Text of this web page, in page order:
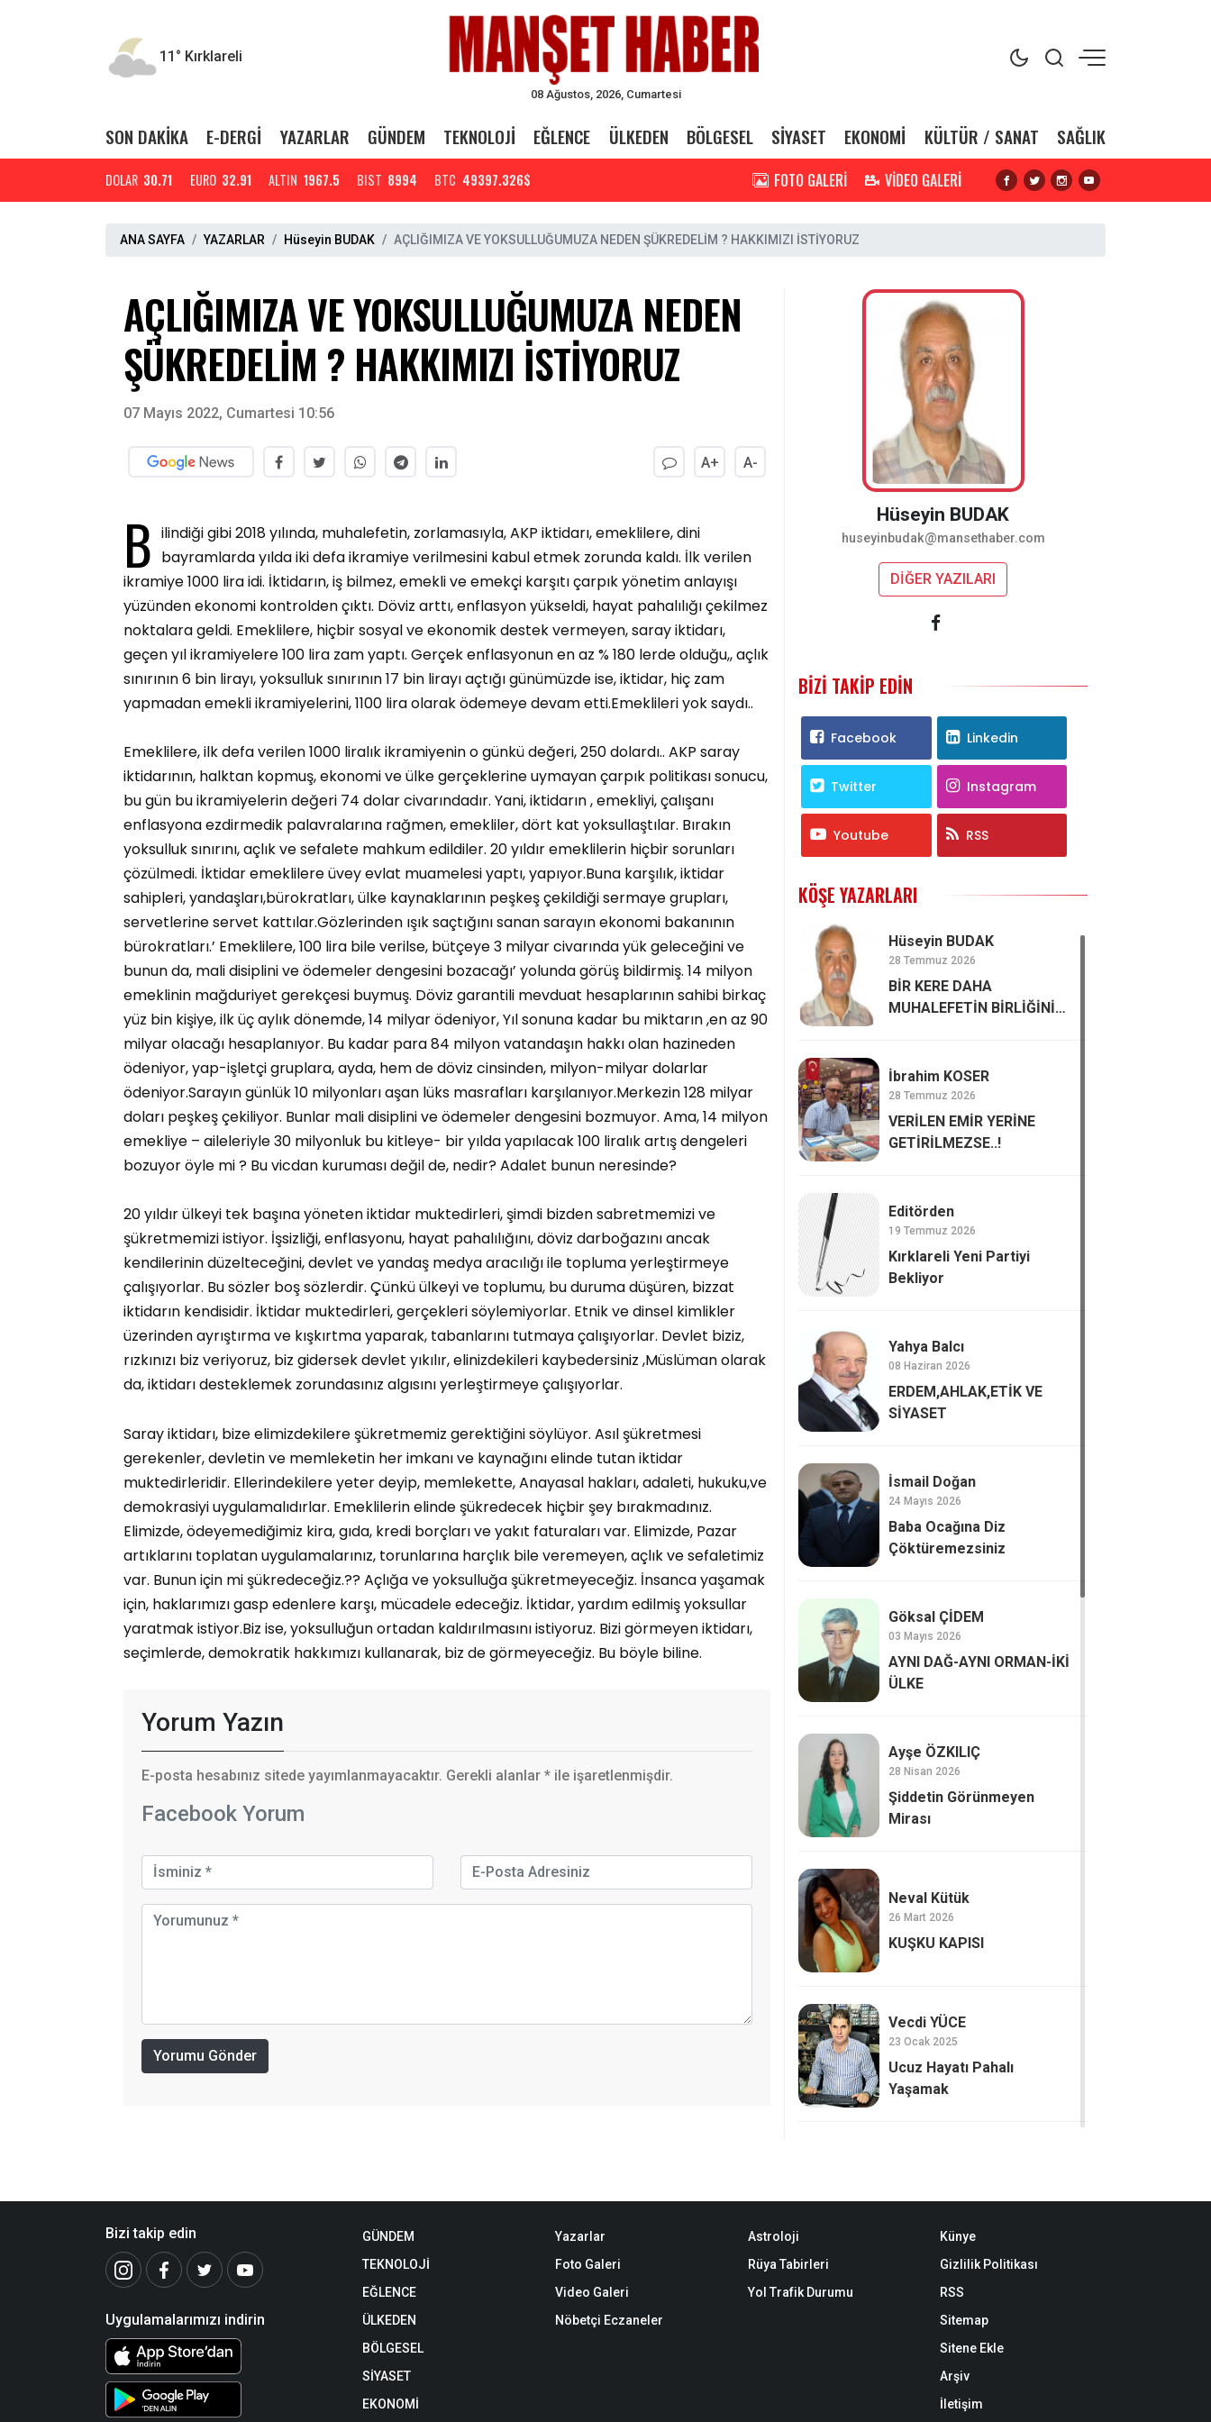
11° Kırklareli
08 Ağustos, 2026, Cumartesi
SON DAKİKA E-DERGİ YAZARLAR GÜNDEM TEKNOLOJİ EĞLENCE ÜLKEDEN BÖLGESEL SİYASET EKONOMİ KÜLTÜR / SANAT SAĞLIK
DOLAR 30.71 EURO 32.91 ALTIN 1967.5 BIST 8994 BTC 49397.326$ FOTO GALERİ VİDEO GALERİ
ANA SAYFA YAZARLAR Hüseyin BUDAK AÇLIĞIMIZA VE YOKSULLUĞUMUZA NEDEN ŞÜKREDELİM ? HAKKIMIZI İSTİYORUZ
AÇLIĞIMIZA VE YOKSULLUĞUMUZA NEDEN
ŞÜKREDELİM ? HAKKIMIZI İSTİYORUZ
07 Mayıs 2022, Cumartesi 10:56
A+ A-
B ilindiği gibi 2018 yılında, muhalefetin, zorlamasıyla, AKP iktidarı, emeklilere, dini
bayramlarda yılda iki defa ikramiye verilmesini kabul etmek zorunda kaldı. İlk verilen
ikramiye 1000 lira idi. İktidarın, iş bilmez, emekli ve emekçi karşıtı çarpık yönetim anlayışı
yüzünden ekonomi kontrolden çıktı. Döviz arttı, enflasyon yükseldi, hayat pahalılığı çekilmez
noktalara geldi. Emeklilere, hiçbir sosyal ve ekonomik destek vermeyen, saray iktidarı,
geçen yıl ikramiyelere 100 lira zam yaptı. Gerçek enflasyonun en az % 180 lerde olduğu,, açlık
sınırının 6 bin lirayı, yoksulluk sınırının 17 bin lirayı açtığı günümüzde ise, iktidar, hiç zam
yapmadan emekli ikramiyelerini, 1100 lira olarak ödemeye devam etti.Emeklileri yok saydı..
Emeklilere, ilk defa verilen 1000 liralık ikramiyenin o günkü değeri, 250 dolardı.. AKP saray
iktidarının, halktan kopmuş, ekonomi ve ülke gerçeklerine uymayan çarpık politikası sonucu,
bu gün bu ikramiyelerin değeri 74 dolar civarındadır. Yani, iktidarın , emekliyi, çalışanı
enflasyona ezdirmedik palavralarına rağmen, emekliler, dört kat yoksullaştılar. Bırakın
yoksulluk sınırını, açlık ve sefalete mahkum edildiler. 20 yıldır emeklilerin hiçbir sorunları
çözülmedi. İktidar emeklilere üvey evlat muamelesi yaptı, yapıyor.Buna karşılık, iktidar
sahipleri, yandaşları,bürokratları, ülke kaynaklarının peşkeş çekildiği sermaye grupları,
servetlerine servet kattılar.Gözlerinden ışık saçtığını sanan sarayın ekonomi bakanının
bürokratları.’ Emeklilere, 100 lira bile verilse, bütçeye 3 milyar civarında yük geleceğini ve
bunun da, mali disiplini ve ödemeler dengesini bozacağı’ yolunda görüş bildirmiş. 14 milyon
emeklinin mağduriyet gerekçesi buymuş. Döviz garantili mevduat hesaplarının sahibi birkaç
yüz bin kişiye, ilk üç aylık dönemde, 14 milyar ödeniyor, Yıl sonuna kadar bu miktarın ,en az 90
milyar olacağı hesaplanıyor. Bu kadar para 84 milyon vatandaşın hakkı olan hazineden
ödeniyor, yap-işletçi gruplara, ayda, hem de döviz cinsinden, milyon-milyar dolarlar
ödeniyor.Sarayın günlük 10 milyonları aşan lüks masrafları karşılanıyor.Merkezin 128 milyar
doları peşkeş çekiliyor. Bunlar mali disiplini ve ödemeler dengesini bozmuyor. Ama, 14 milyon
emekliye – aileleriyle 30 milyonluk bu kitleye- bir yılda yapılacak 100 liralık artış dengeleri
bozuyor öyle mi ? Bu vicdan kuruması değil de, nedir? Adalet bunun neresinde?
20 yıldır ülkeyi tek başına yöneten iktidar muktedirleri, şimdi bizden sabretmemizi ve
şükretmemizi istiyor. İşsizliği, enflasyonu, hayat pahalılığını, döviz darboğazını ancak
kendilerinin düzelteceğini, devlet ve yandaş medya aracılığı ile topluma yerleştirmeye
çalışıyorlar. Bu sözler boş sözlerdir. Çünkü ülkeyi ve toplumu, bu duruma düşüren, bizzat
iktidarın kendisidir. İktidar muktedirleri, gerçekleri söylemiyorlar. Etnik ve dinsel kimlikler
üzerinden ayrıştırma ve kışkırtma yaparak, tabanlarını tutmaya çalışıyorlar. Devlet biziz,
rızkınızı biz veriyoruz, biz gidersek devlet yıkılır, elinizdekileri kaybedersiniz ,Müslüman olarak
da, iktidarı desteklemek zorundasınız algısını yerleştirmeye çalışıyorlar.
Saray iktidarı, bize elimizdekilere şükretmemiz gerektiğini söylüyor. Asıl şükretmesi
gerekenler, devletin ve memleketin her imkanı ve kaynağını elinde tutan iktidar
muktedirleridir. Ellerindekilere yeter deyip, memlekette, Anayasal hakları, adaleti, hukuku,ve
demokrasiyi uygulamalıdırlar. Emeklilerin elinde şükredecek hiçbir şey bırakmadınız.
Elimizde, ödeyemediğimiz kira, gıda, kredi borçları ve yakıt faturaları var. Elimizde, Pazar
artıklarını toplatan uygulamalarınız, torunlarına harçlık bile veremeyen, açlık ve sefaletimiz
var. Bunun için mi şükredeceğiz.?? Açlığa ve yoksulluğa şükretmeyeceğiz. İnsanca yaşamak
için, haklarımızı gasp edenlere karşı, mücadele edeceğiz. İktidar, yardım edilmiş yoksullar
yaratmak istiyor.Biz ise, yoksulluğun ortadan kaldırılmasını istiyoruz. Bizi görmeyen iktidarı,
seçimlerde, demokratik hakkımızı kullanarak, biz de görmeyeceğiz. Bu böyle biline.
Yorum Yazın
E-posta hesabınız sitede yayımlanmayacaktır. Gerekli alanlar * ile işaretlenmişdir.
Facebook Yorum
Yorumu Gönder
Hüseyin BUDAK
huseyinbudak@mansethaber.com
DİĞER YAZILARI
BIZI TAKIP EDIN
Facebook Linkedin
Twitter Instagram
Youtube RSS
KÖŞE YAZARLARI
Hüseyin BUDAK
28 Temmuz 2026
BİR KERE DAHA
MUHALEFETİN BİRLİĞİNİN
İbrahim KOSER
28 Temmuz 2026
VERİLEN EMİR YERİNE
GETİRİLMEZSE..!
Editörden
19 Temmuz 2026
Kırklareli Yeni Partiyi
Bekliyor
Yahya Balcı
08 Haziran 2026
ERDEM,AHLAK,ETİK VE
SİYASET
İsmail Doğan
24 Mayıs 2026
Baba Ocağına Diz
Çöktüremezsiniz
Göksal ÇİDEM
03 Mayıs 2026
AYNI DAĞ-AYNI ORMAN-İKİ
ÜLKE
Ayşe ÖZKILIÇ
28 Nisan 2026
Şiddetin Görünmeyen
Mirası
Neval Kütük
26 Mart 2026
KUŞKU KAPISI
Vecdi YÜCE
23 Ocak 2025
Ucuz Hayatı Pahalı
Yaşamak
Bizi takip edin
Uygulamalarımızı indirin
GÜNDEM
TEKNOLOJİ
EĞLENCE
ÜLKEDEN
BÖLGESEL
SİYASET
EKONOMİ
Yazarlar
Foto Galeri
Video Galeri
Nöbetçi Eczaneler
Astroloji
Rüya Tabirleri
Yol Trafik Durumu
Künye
Gizlilik Politikası
RSS
Sitemap
Sitene Ekle
Arşiv
İletişim